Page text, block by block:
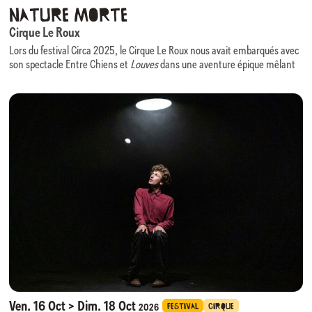
Nature Morte
Cirque Le Roux
Lors du festival Circa 2025, le Cirque Le Roux nous avait embarqués avec
son spectacle Entre Chiens et Louvesdans une aventure épique mêlant
évolutive des plus ingénieuses.
Nous avons le plaisir d’accueillir à nouveau cette équipe, cette fois en
résidence, pour la création de son prochain spectacle :
Au croisement du cirque, du théâtre physique et de la composition
repères et interroge l’érosion de notre nature humaine, rendant visible
La scénographie, évocatrice d’une grandeur passée figée, devient un
personnage à part entière : elle enferme, impose, mais laisse apparaître
des interstices de liberté. Huit individus que tout sépare y forment une
communauté fragile mais réelle.
questionne les excès du monde tout en rappelant que
l’empathie, à l’heure de la productivité infinie, demeure notre ressource
la plus rare et la plus humaine.
Ven. 16 Oct > Dim. 18 Oct2026 FESTIVAL CIRQUE